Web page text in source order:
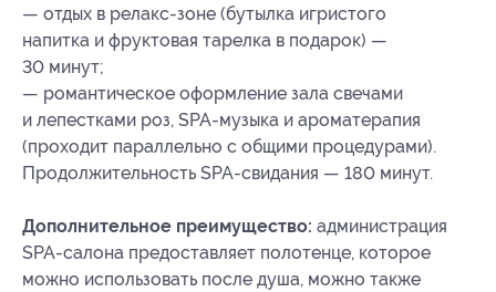
— отдых в релакс-зоне (бутылка игристого
напитка и фруктовая тарелка в подарок) —
30 минут;
— романтическое оформление зала свечами
и лепестками роз, SPA-музыка и ароматерапия
(проходит параллельно с общими процедурами).
Продолжительность SPA-свидания — 180 минут.
Дополнительное преимущество: администрация
SPA-салона предоставляет полотенце, которое
можно использовать после душа, можно также